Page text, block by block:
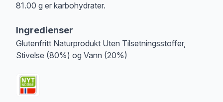
81.00 g er karbohydrater.
Ingredienser
Glutenfritt Naturprodukt Uten Tilsetningsstoffer,
Stivelse (80%) og Vann (20%)